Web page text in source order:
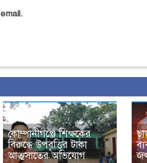
কোম্পানীগঞ্জে শিক্ষকের
বিরুদ্ধে উপবৃত্তির টাকা
আত্মসাতের অভিযোগ